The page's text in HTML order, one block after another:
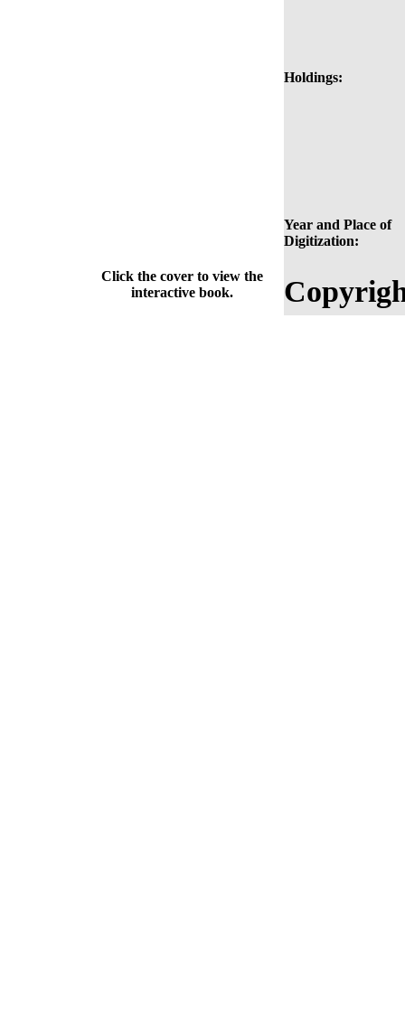
Holdings:
Year and Place of
Digitization:
Click the cover to view the
interactive book.